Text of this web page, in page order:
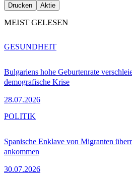
Drucken Aktie
MEIST GELESEN
Bulgariens hohe Geburtenrate
demografische Krise
28.07.2026
GESUNDHEIT
Spanische Enklave von Migranten
ankommen
30.07.2026
POLITIK